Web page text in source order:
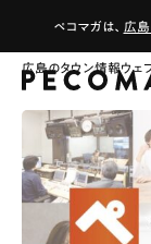
ペコマガは、 広島
広島のタウン情報ウ